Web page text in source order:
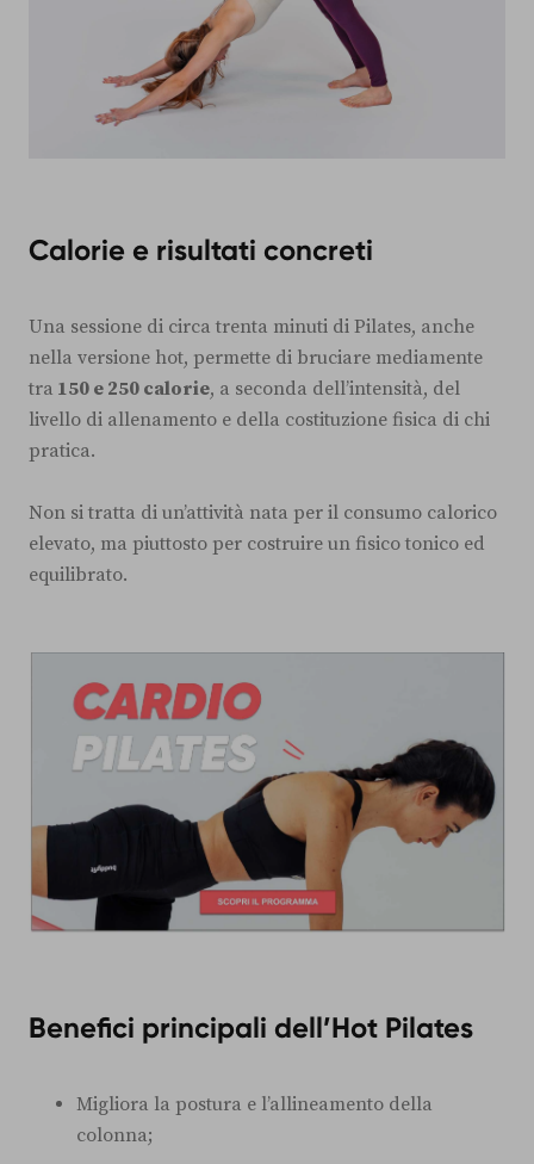
Calorie e risultati concreti
Una sessione di circa trenta minuti di Pilates, anche
nella versione hot, permette di bruciare mediamente
tra 150 e 250 calorie, a seconda dell’intensità, del
livello di allenamento e della costituzione fisica di chi
pratica.
Non si tratta di un’attività nata per il consumo calorico
elevato, ma piuttosto per costruire un fisico tonico ed
equilibrato.
Benefici principali dell’Hot Pilates
Migliora la postura e l’allineamento della
colonna;